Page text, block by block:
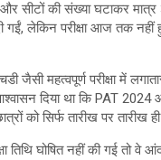
की संख्या घटाकर मात्र
गईं, लेकिन परीक्षा आज तक
जैसी महत्वपूर्ण परीक्षा में
आश्वासन दिया था कि PAT
को सिर्फ तारीख पर तारीख
तिथि घोषित नहीं की गई तो